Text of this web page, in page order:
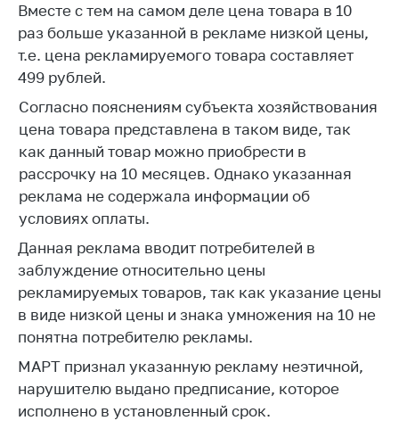
Идеологическая
работа
Официальные
геральдические
символы
5 лет МАРТ
Деятельность
Ценовая политика
регулирование и
конкуренция
Торговля и услуги
Регулирование и
контроль закупок
Защита прав
потребителей
Вместе с тем на самом деле цена товара в 10
раз больше указанной в рекламе низкой цены,
т.е. цена рекламируемого товара составляет
499 рублей.
Согласно пояснениям субъекта хозяйствования
цена товара представлена в таком виде, так
как данный товар можно приобрести в
рассрочку на 10 месяцев. Однако указанная
реклама не содержала информации об
условиях оплаты.
Данная реклама вводит потребителей в
заблуждение относительно цены
рекламируемых товаров, так как указание цены
в виде низкой цены и знака умножения на 10 не
понятна потребителю рекламы.
МАРТ признал указанную рекламу неэтичной,
нарушителю выдано предписание, которое
исполнено в установленный срок.